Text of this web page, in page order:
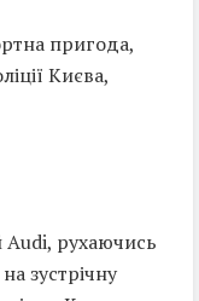
пригода,
Києва,
Audi, рухаючись
зустрічну